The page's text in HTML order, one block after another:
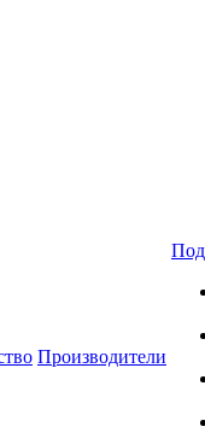
Производители